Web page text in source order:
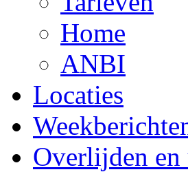
Home
ANBI
Locaties
Overlijden